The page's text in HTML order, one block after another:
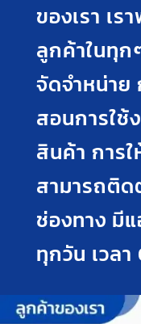
ของเรา เร
ลูกค้าในทุก
จัดจำหน่าย
สอนการใช้
สินค้า การ
สามารถติด
ช่องทาง มี
ทุกวัน เวล